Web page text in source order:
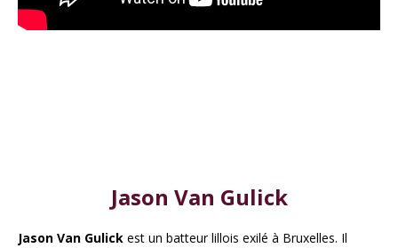
Jason Van Gulick
Jason Van Gulick est un batteur lillois exilé à Bruxelles. Il